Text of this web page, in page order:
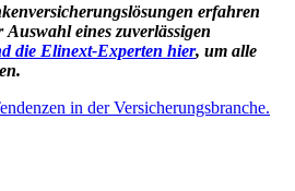
erfahren
eines zuverlässigen
die Elinext-Experten hier, um alle
in der Versicherungsbranche.